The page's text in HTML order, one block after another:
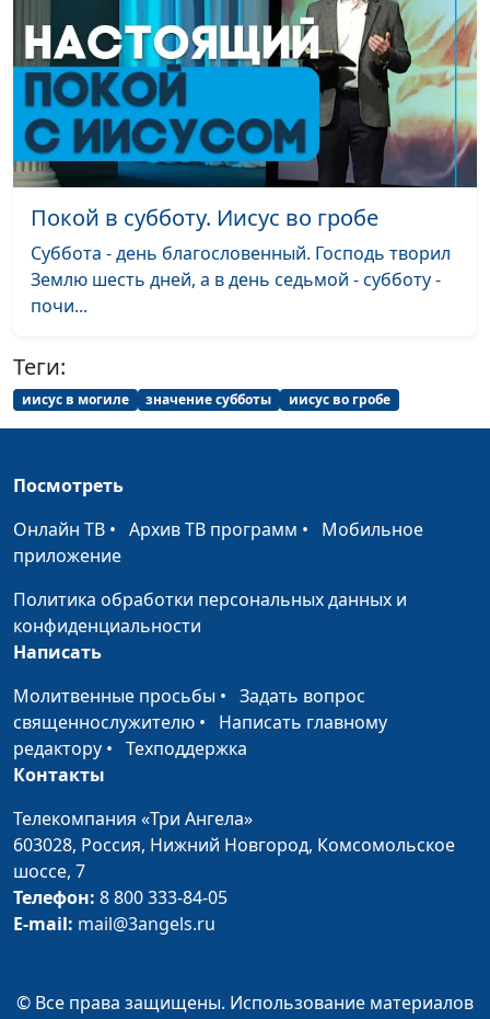
Да будет воля Твоя
Александр Синицын,
священнослужитель
#5
Предательство Иуды:
современная
проблема
Виталий Киссер,
священнослужитель
дев
священнослужитель
Изгнание торгующих
из храма
Дмитрий Булатов,
Иерусалим
Покой в субботу. Иисус во гробе
Суббота - день благословенный. Господь творил
Землю шесть дней, а в день седьмой - субботу -
почи...
Теги:
иисус в могиле значение субботы иисус во гробе
Посмотреть
Онлайн ТВ • Архив ТВ программ • Мобильное
приложение
Политика обработки персональных данных и
конфиденциальности
Написать
Молитвенные просьбы • Задать вопрос
священнослужителю • Написать главному
редактору • Техподдержка
Контакты
Телекомпания «Три Ангела»
603028, Россия, Нижний Новгород, Комсомольское
шоссе, 7
Телефон: 8 800 333-84-05
E-mail: mail@3angels.ru
© Все права защищены. Использование материалов